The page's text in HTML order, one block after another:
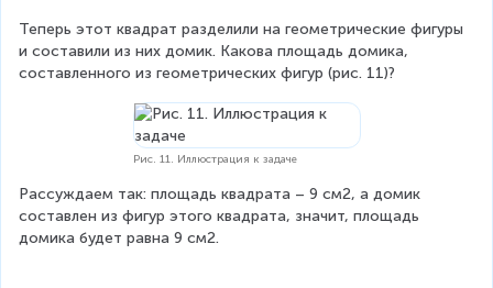
Теперь этот квадрат разделили на геометрические фигуры
и составили из них домик. Какова площадь домика,
составленного из геометрических фигур (рис. 11)?
Рис. 11. Иллюстрация к задаче
Рассуждаем так: площадь квадрата – 9 см2, а домик
составлен из фигур этого квадрата, значит, площадь
домика будет равна 9 см2.